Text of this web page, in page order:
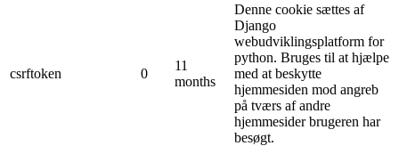
csrftoken 0
11
months
Denne cookie sættes af
Django
webudviklingsplatform for
python. Bruges til at hjælpe
med at beskytte
hjemmesiden mod angreb
på tværs af andre
hjemmesider brugeren har
besøgt.